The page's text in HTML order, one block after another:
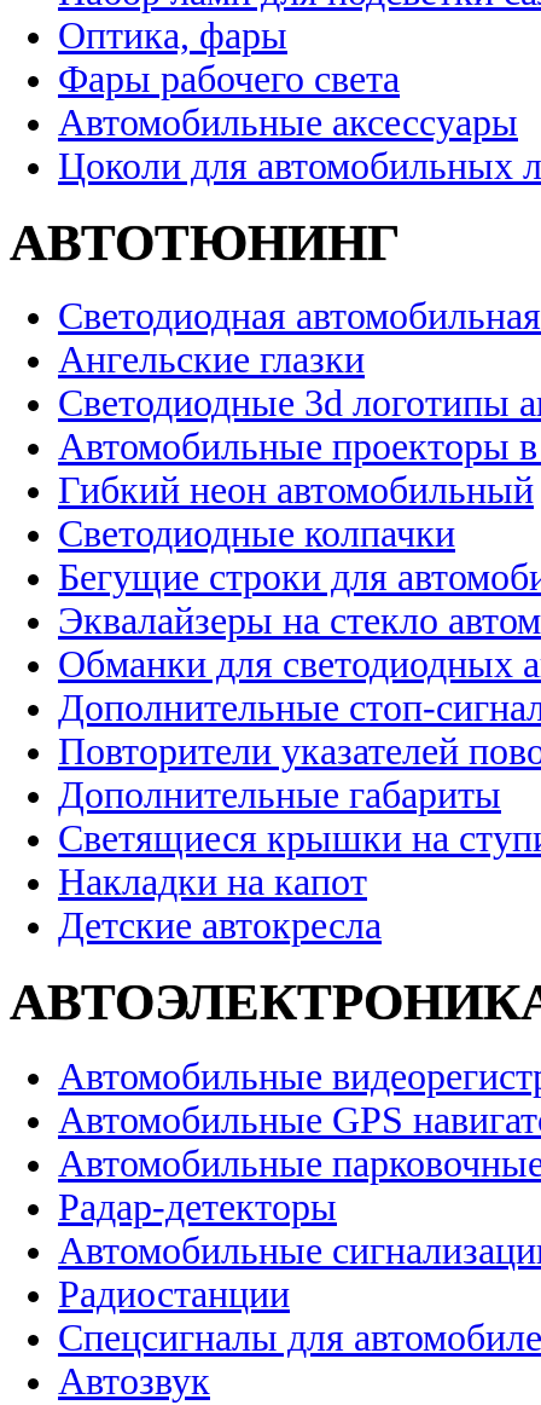
Оптика, фары
Фары рабочего света
Автомобильные аксессуары
Цоколи для автомобильных
АВТОТЮНИНГ
Светодиодная
Ангельские глазки
Светодиодные 3d логотипы
Автомобильные проекторы
Гибкий неон автомобильный
Светодиодные колпачки
Бегущие строки для
Эквалайзеры на стекло
Обманки для светодиодных
Дополнительные стоп-
Повторители указателей
Дополнительные габариты
Светящиеся крышки на
Накладки на капот
Детские автокресла
Автомобильные
Автомобильные GPS
Автомобильные
Радар-детекторы
Автомобильные
Радиостанции
Спецсигналы для
Автозвук